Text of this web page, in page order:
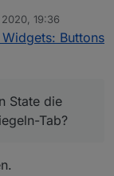
betrifft und
19:36
Buttons
State die
Tab?